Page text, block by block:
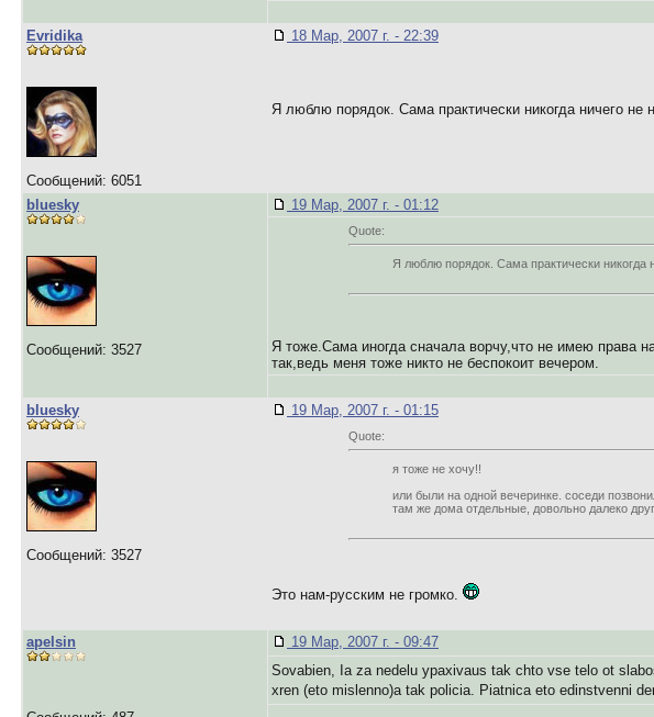
Evridika
Сообщений: 6051
18 Мар, 2007 г. - 22:39
Я люблю порядок. Сама практически никогда ничего
bluesky
Сообщений: 3527
19 Мар, 2007 г. - 01:12
Quote:
Я люблю порядок. Сама практически
Я тоже.Сама иногда сначала ворчу,что не имею права
так,ведь меня тоже никто не беспокоит вечером.
bluesky
Сообщений: 3527
19 Мар, 2007 г. - 01:15
Quote:
я тоже не хочу!!
или были на одной вечеринке. соседи
там же дома отдельные, довольно далеко друг
Это нам-русским не громко.
apelsin
19 Мар, 2007 г. - 09:47
Sovabien, Ia za nedelu ypaxivaus tak chto vse telo ot
xren (eto mislenno)a tak policia. Piatnica eto edinstvenni